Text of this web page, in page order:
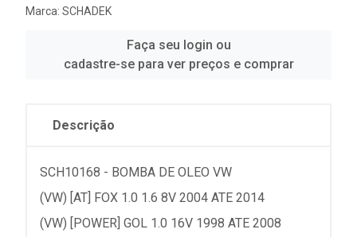
Marca: SCHADEK
Faça seu login ou
cadastre-se para ver preços e comprar
Descrição
SCH10168 - BOMBA DE OLEO VW
(VW) [AT] FOX 1.0 1.6 8V 2004 ATE 2014
(VW) [POWER] GOL 1.0 16V 1998 ATE 2008